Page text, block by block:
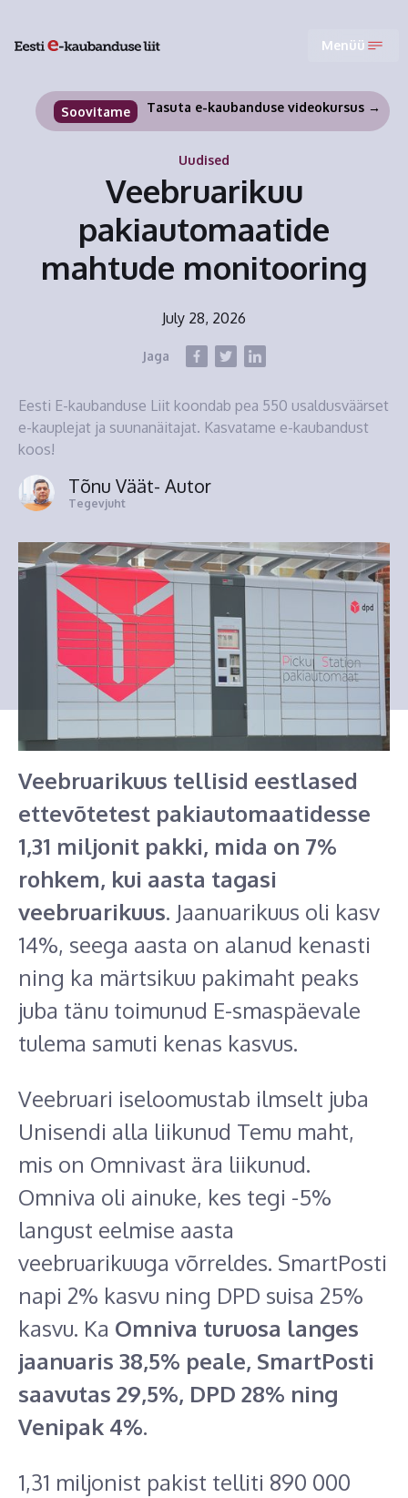
Menüü
Soovitame Tasuta e-kaubanduse videokursus →
Uudised
Veebruarikuu
pakiautomaatide
mahtude monitooring
July 28, 2026
Jaga
Eesti E-kaubanduse Liit koondab pea 550 usaldusväärset
e-kauplejat ja suunanäitajat. Kasvatame e-kaubandust
koos!
Tõnu Väät- Autor
Tegevjuht
Veebruarikuus tellisid eestlased
ettevõtetest pakiautomaatidesse
1,31 miljonit pakki, mida on 7%
rohkem, kui aasta tagasi
veebruarikuus. Jaanuarikuus oli kasv
14%, seega aasta on alanud kenasti
ning ka märtsikuu pakimaht peaks
juba tänu toimunud E-smaspäevale
tulema samuti kenas kasvus.
Veebruari iseloomustab ilmselt juba
Unisendi alla liikunud Temu maht,
mis on Omnivast ära liikunud.
Omniva oli ainuke, kes tegi -5%
langust eelmise aasta
veebruarikuuga võrreldes. SmartPosti
napi 2% kasvu ning DPD suisa 25%
kasvu. Ka Omniva turuosa langes
jaanuaris 38,5% peale, SmartPosti
saavutas 29,5%, DPD 28% ning
Venipak 4%.
1,31 miljonist pakist telliti 890 000